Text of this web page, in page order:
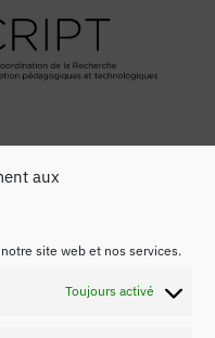
aux
site web et nos services.
Toujours activé